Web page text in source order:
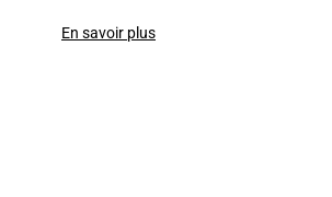
En savoir plus